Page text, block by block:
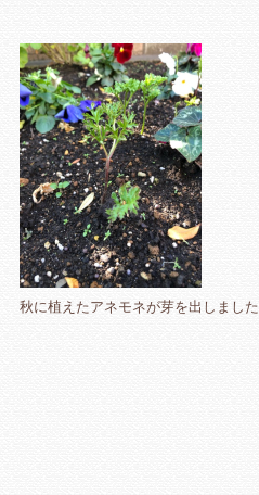
秋に植えたアネモネが芽を出しました